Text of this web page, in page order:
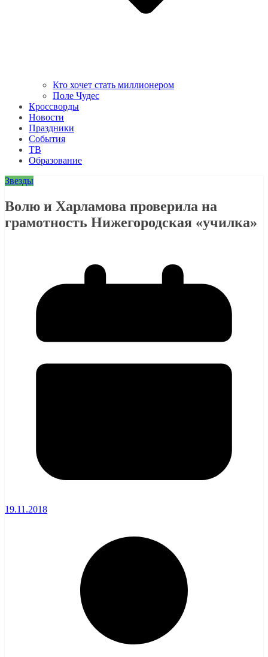
Кто хочет стать миллионером
Поле Чудес
Кроссворды
Новости
Праздники
События
ТВ
Образование
Звезды
Волю и Харламова проверила на
грамотность Нижегородская «училка»
19.11.2018